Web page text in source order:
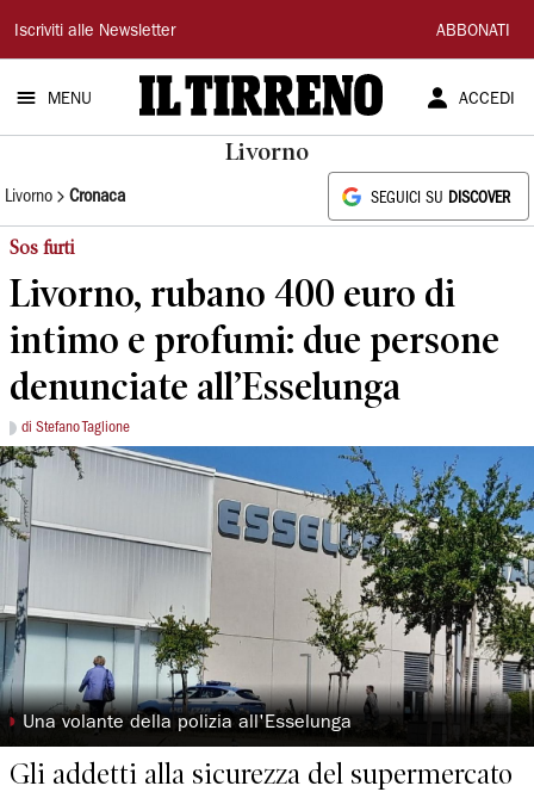
Il
Tirreno
Iscriviti alle Newsletter ABBONATI
MENU ACCEDI
Livorno
Livorno Cronaca SEGUICI SU DISCOVER
Sos furti
Livorno, rubano 400 euro di
intimo e profumi: due persone
denunciate all’Esselunga
di Stefano Taglione
◗ Una volante della polizia all'Esselunga
Gli addetti alla sicurezza del supermercato